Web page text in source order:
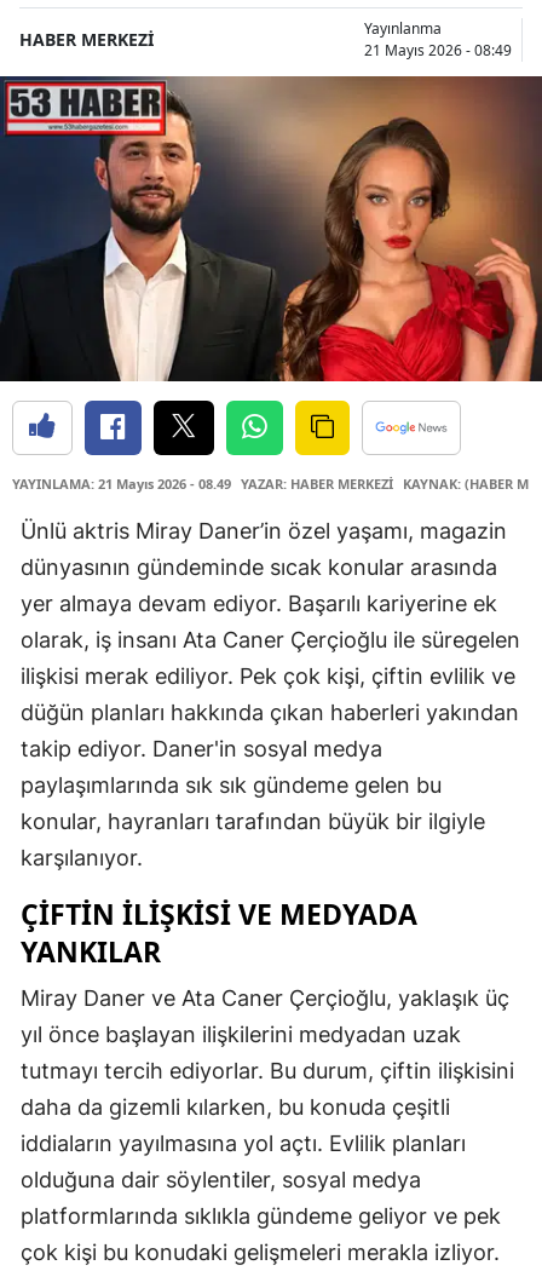
HABER MERKEZİ
Yayınlanma
21 Mayıs 2026 - 08:49
YAYINLAMA: 21 Mayıs 2026 - 08.49 YAZAR: HABER MERKEZİ KAYNAK: (HABER
Ünlü aktris Miray Daner’in özel yaşamı, magazin
dünyasının gündeminde sıcak konular arasında
yer almaya devam ediyor. Başarılı kariyerine ek
olarak, iş insanı Ata Caner Çerçioğlu ile süregelen
ilişkisi merak ediliyor. Pek çok kişi, çiftin evlilik ve
düğün planları hakkında çıkan haberleri yakından
takip ediyor. Daner'in sosyal medya
paylaşımlarında sık sık gündeme gelen bu
konular, hayranları tarafından büyük bir ilgiyle
karşılanıyor.
ÇIFTIN İLIŞKISI VE MEDYADA
YANKILAR
Miray Daner ve Ata Caner Çerçioğlu, yaklaşık üç
yıl önce başlayan ilişkilerini medyadan uzak
tutmayı tercih ediyorlar. Bu durum, çiftin ilişkisini
daha da gizemli kılarken, bu konuda çeşitli
iddiaların yayılmasına yol açtı. Evlilik planları
olduğuna dair söylentiler, sosyal medya
platformlarında sıklıkla gündeme geliyor ve pek
çok kişi bu konudaki gelişmeleri merakla izliyor.